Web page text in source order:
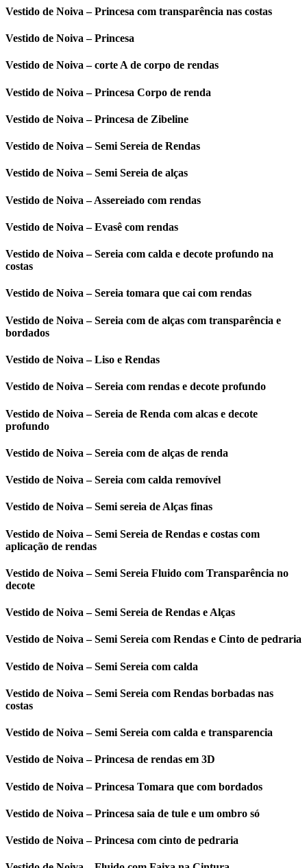
Vestido de Noiva – Princesa com transparência nas costas
Vestido de Noiva – Princesa
Vestido de Noiva – corte A de corpo de rendas
Vestido de Noiva – Princesa Corpo de renda
Vestido de Noiva – Princesa de Zibeline
Vestido de Noiva – Semi Sereia de Rendas
Vestido de Noiva – Semi Sereia de alças
Vestido de Noiva – Assereiado com rendas
Vestido de Noiva – Evasê com rendas
Vestido de Noiva – Sereia com calda e decote profundo na
costas
Vestido de Noiva – Sereia tomara que cai com rendas
Vestido de Noiva – Sereia com de alças com transparência e
bordados
Vestido de Noiva – Liso e Rendas
Vestido de Noiva – Sereia com rendas e decote profundo
Vestido de Noiva – Sereia de Renda com alcas e decote
profundo
Vestido de Noiva – Sereia com de alças de renda
Vestido de Noiva – Sereia com calda removível
Vestido de Noiva – Semi sereia de Alças finas
Vestido de Noiva – Semi Sereia de Rendas e costas com
aplicação de rendas
Vestido de Noiva – Semi Sereia Fluido com Transparência no
decote
Vestido de Noiva – Semi Sereia de Rendas e Alças
Vestido de Noiva – Semi Sereia com Rendas e Cinto de pedraria
Vestido de Noiva – Semi Sereia com calda
Vestido de Noiva – Semi Sereia com Rendas borbadas nas
costas
Vestido de Noiva – Semi Sereia com calda e transparencia
Vestido de Noiva – Princesa de rendas em 3D
Vestido de Noiva – Princesa Tomara que com bordados
Vestido de Noiva – Princesa saia de tule e um ombro só
Vestido de Noiva – Princesa com cinto de pedraria